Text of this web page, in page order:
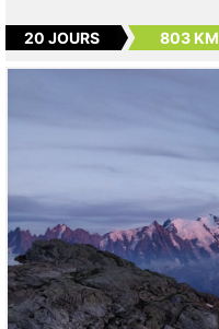
20 JOURS 803 KM